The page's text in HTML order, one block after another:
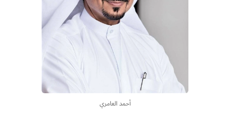
أحمد العامري